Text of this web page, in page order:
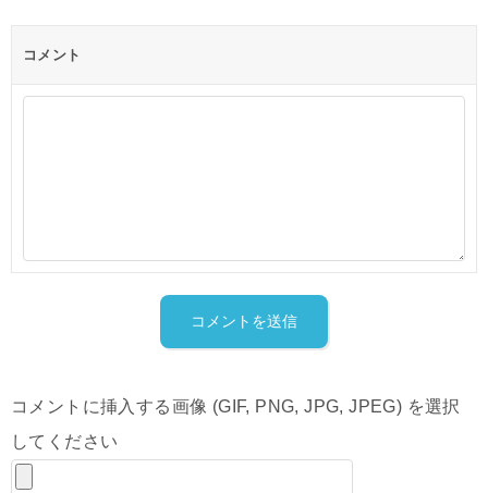
コメント
コメントに挿入する画像 (GIF, PNG, JPG, JPEG) を選択
してください